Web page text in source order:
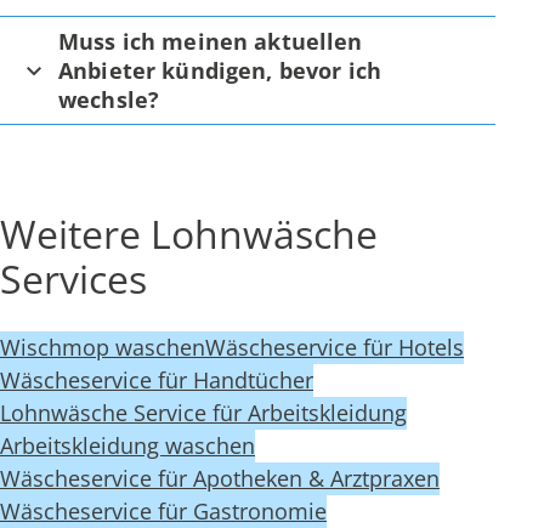
Muss ich meinen aktuellen
Anbieter kündigen, bevor ich
wechsle?
Weitere Lohnwäsche
Services
Wischmop waschenWäscheservice für Hotels
Wäscheservice für Handtücher
Lohnwäsche Service für Arbeitskleidung
Arbeitskleidung waschen
Wäscheservice für Apotheken & Arztpraxen
Wäscheservice für Gastronomie